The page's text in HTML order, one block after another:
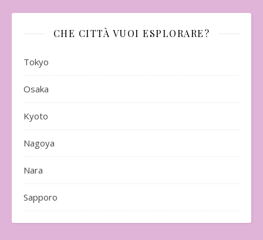
CHE CITTÀ VUOI ESPLORARE?
Tokyo
Osaka
Kyoto
Nagoya
Nara
Sapporo